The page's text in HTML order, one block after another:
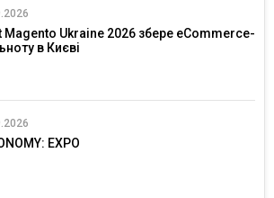
Magento Ukraine 2026 збере eCommerce-
в Києві
EXPO